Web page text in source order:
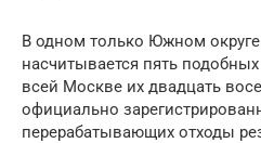
В одном только Южном
насчитывается пять
всей Москве их двадцать
официально
перерабатывающих отходы